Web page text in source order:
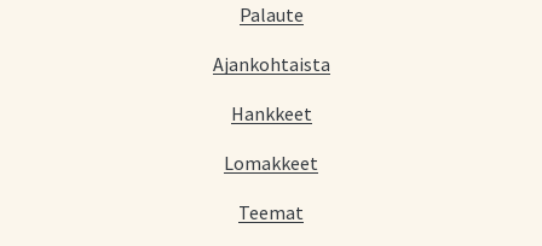
Palaute
Ajankohtaista
Hankkeet
Lomakkeet
Teemat